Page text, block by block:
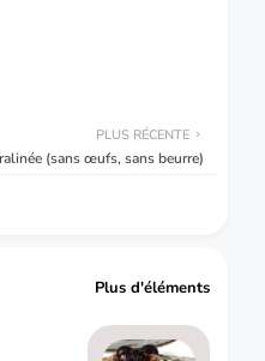
PLUS RÉCENTE
(sans œufs, sans beurre)
Plus d'éléments